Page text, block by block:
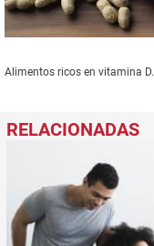
Alimentos ricos en vitamina D.